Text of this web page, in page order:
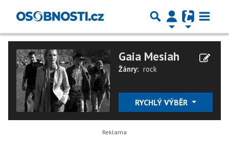
Gaia Mesiah
Žánry: rock
RYCHLÝ VÝBĚR